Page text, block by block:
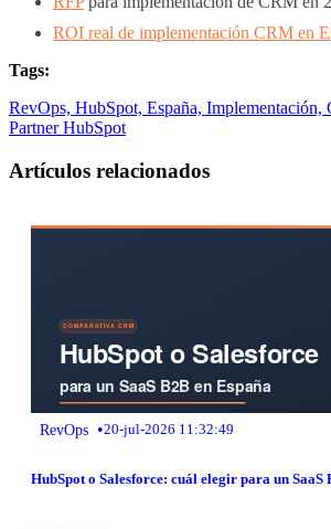
ROI real de implementación CRM en
Tags:
RevOps, HubSpot, España, Implementación,
Partner HubSpot
Artículos relacionados
RevOps •20-jul-2026 11:32:49
HubSpot o Salesforce: cuál elegir para un SaaS